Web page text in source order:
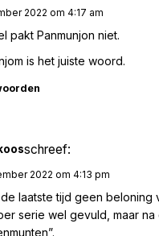
2022 om 4:17 am
pakt Panmunjon niet.
is het juiste woord.
koosschreef:
2022 om 4:13 pm
laatste tijd geen
serie wel gevuld, maar